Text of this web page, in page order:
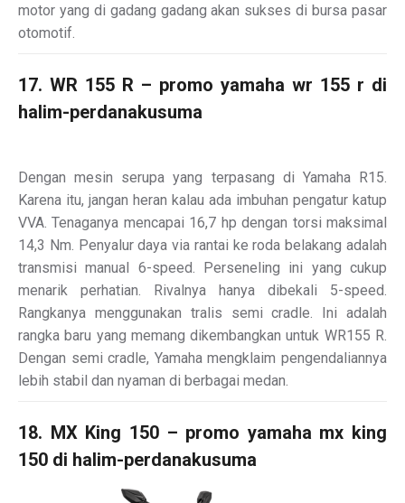
motor yang di gadang gadang akan sukses di bursa pasar
otomotif.
17. WR 155 R – promo yamaha wr 155 r di
halim-perdanakusuma
Dengan mesin serupa yang terpasang di Yamaha R15.
Karena itu, jangan heran kalau ada imbuhan pengatur katup
VVA. Tenaganya mencapai 16,7 hp dengan torsi maksimal
14,3 Nm. Penyalur daya via rantai ke roda belakang adalah
transmisi manual 6-speed. Perseneling ini yang cukup
menarik perhatian. Rivalnya hanya dibekali 5-speed.
Rangkanya menggunakan tralis semi cradle. Ini adalah
rangka baru yang memang dikembangkan untuk WR155 R.
Dengan semi cradle, Yamaha mengklaim pengendaliannya
lebih stabil dan nyaman di berbagai medan.
18. MX King 150 – promo yamaha mx king
150 di halim-perdanakusuma